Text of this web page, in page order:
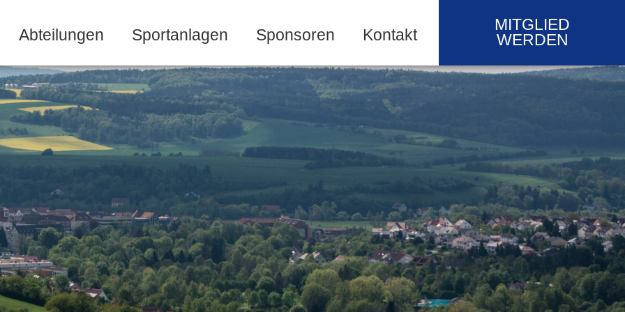
Abteilungen Sportanlagen Sponsoren Kontakt
MITGLIED
WERDEN